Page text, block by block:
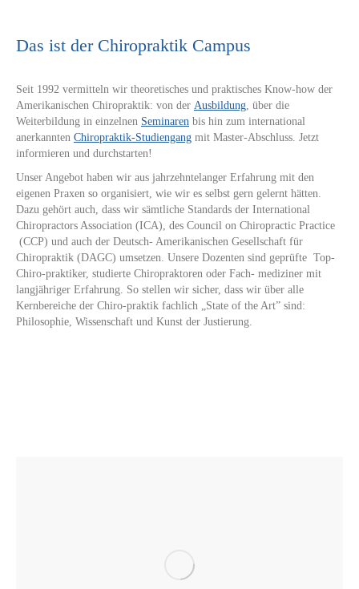
Das ist der Chiropraktik Campus
Seit 1992 vermitteln wir theoretisches und praktisches Know-how der
Amerikanischen Chiropraktik: von der Ausbildung, über die
Weiterbildung in einzelnen Seminaren bis hin zum international
anerkannten Chiropraktik-Studiengang mit Master-Abschluss. Jetzt
informieren und durchstarten!
Unser Angebot haben wir aus jahrzehntelanger Erfahrung mit den
eigenen Praxen so organisiert, wie wir es selbst gern gelernt hätten.
Dazu gehört auch, dass wir sämtliche Standards der International
Chiropractors Association (ICA), des Council on Chiropractic Practice
(CCP) und auch der Deutsch- Amerikanischen Gesellschaft für
Chiropraktik (DAGC) umsetzen. Unsere Dozenten sind geprüfte Top-
Chiro-praktiker, studierte Chiropraktoren oder Fach- mediziner mit
langjähriger Erfahrung. So stellen wir sicher, dass wir über alle
Kernbereiche der Chiro-praktik fachlich „State of the Art” sind:
Philosophie, Wissenschaft und Kunst der Justierung.